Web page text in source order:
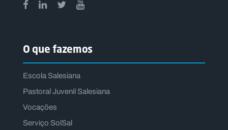
O que fazemos
Escola Salesiana
Pastoral Juvenil Salesiana
Vocações
Serviço SolSal